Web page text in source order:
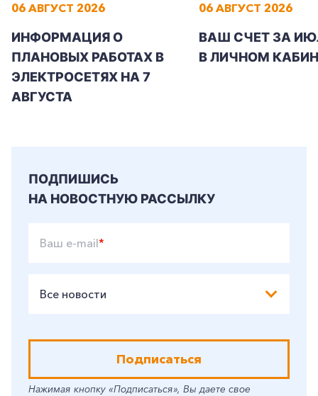
06 АВГУСТ 2026
ИНФОРМАЦИЯ О
ПЛАНОВЫХ РАБОТАХ В
ЭЛЕКТРОСЕТЯХ НА 7
АВГУСТА
06 АВГУСТ 2026
ВАШ СЧЕТ ЗА
В ЛИЧНОМ
ПОДПИШИСЬ
НА НОВОСТНУЮ РАССЫЛКУ
Ваш e-mail*
Все новости
Подписаться
Нажимая кнопку «Подписаться», Вы даете свое